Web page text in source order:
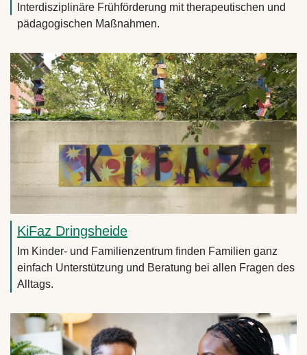
Interdisziplinäre Frühförderung mit therapeutischen und
pädagogischen Maßnahmen.
KiFaz Dringsheide
Im Kinder- und Familienzentrum finden Familien ganz
einfach Unterstützung und Beratung bei allen Fragen des
Alltags.